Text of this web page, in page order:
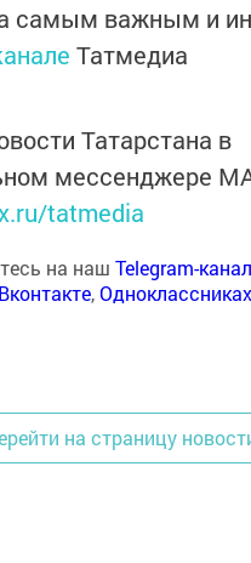
самым важным и
Татмедиа
Татарстана в
мессенджере
tatmedia
на наш Telegram-канал
Вконтакте,Одноклассниках
на страницу